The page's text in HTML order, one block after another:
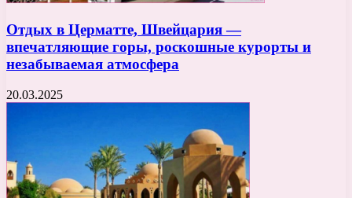
Отдых в Церматте, Швейцария —
впечатляющие горы, роскошные курорты и
незабываемая атмосфера
20.03.2025